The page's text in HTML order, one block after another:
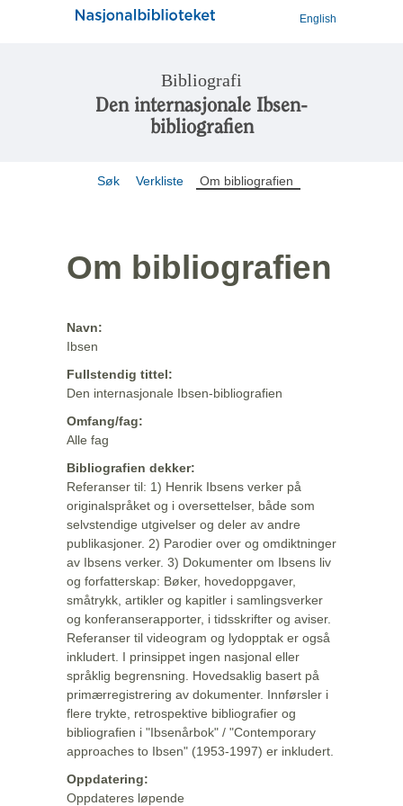
English
Bibliografi
Den internasjonale Ibsen-
bibliografien
Søk Verkliste Om bibliografien
Om bibliografien
Navn:
Ibsen
Fullstendig tittel:
Den internasjonale Ibsen-bibliografien
Omfang/fag:
Alle fag
Bibliografien dekker:
Referanser til: 1) Henrik Ibsens verker på
originalspråket og i oversettelser, både som
selvstendige utgivelser og deler av andre
publikasjoner. 2) Parodier over og omdiktninger
av Ibsens verker. 3) Dokumenter om Ibsens liv
og forfatterskap: Bøker, hovedoppgaver,
småtrykk, artikler og kapitler i samlingsverker
og konferanserapporter, i tidsskrifter og aviser.
Referanser til videogram og lydopptak er også
inkludert. I prinsippet ingen nasjonal eller
språklig begrensning. Hovedsaklig basert på
primærregistrering av dokumenter. Innførsler i
flere trykte, retrospektive bibliografier og
bibliografien i "Ibsenårbok" / "Contemporary
approaches to Ibsen" (1953-1997) er inkludert.
Oppdatering:
Oppdateres løpende